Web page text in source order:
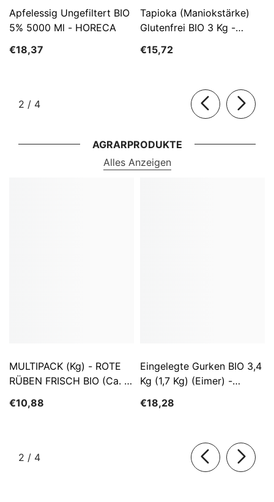
Apfelessig Ungefiltert BIO
5% 5000 Ml - HORECA
€18,37
Tapioka (Maniokstärke)
Glutenfrei BIO 3 Kg -
€15,72
2 / von
4
AGRARPRODUKTE
Alles Anzeigen
MULTIPACK (kg) - ROTE
RÜBEN FRISCH BIO (ca. 5
€10,88
Eingelegte Gurken BIO 3,4
Kg (1,7 Kg) (Eimer) -
€18,28
2 / von
4